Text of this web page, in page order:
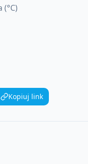
Kopiuj link